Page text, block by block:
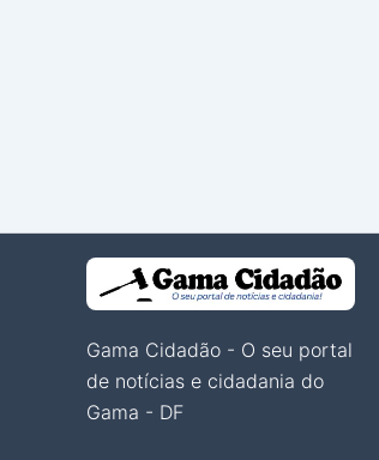
Gama Cidadão - O seu portal
de notícias e cidadania do
Gama - DF